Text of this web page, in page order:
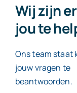
Wij zijn
jou te
Ons team staat
jouw vragen te
beantwoorden.